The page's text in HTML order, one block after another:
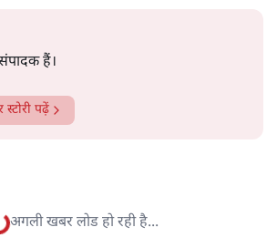
जा रही है। क्या भारत के लोगों को लंबे समय
होगा। वरिष्ठ पत्रकार मुकेश कुमार का
विश्लेषणः
था। व्यापार असंतुलन को कम करने के
और तेल बेचने की पेशकश की थी, बल्कि